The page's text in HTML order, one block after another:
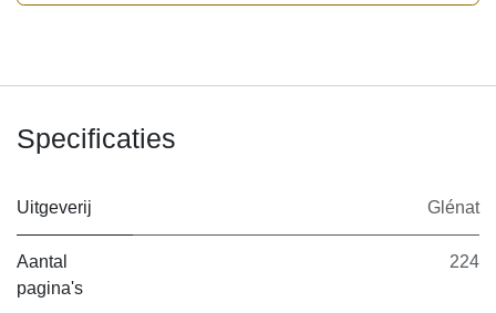
Specificaties
Uitgeverij Glénat
Aantal
pagina's
224